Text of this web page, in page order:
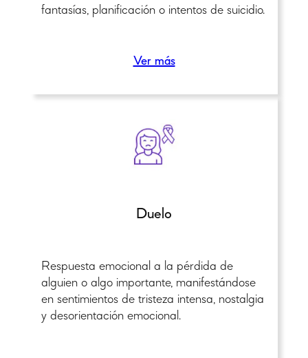
fantasías, planificación o intentos de suicidio.
Ver más
Duelo
Respuesta emocional a la pérdida de
alguien o algo importante, manifestándose
en sentimientos de tristeza intensa, nostalgia
y desorientación emocional.